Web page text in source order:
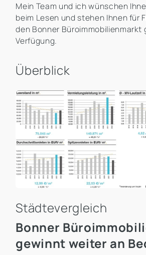
Mein Team und ich wünschen
beim Lesen und stehen Ihnen für
den Bonner Büroimmobilienmarkt
Verfügung.
Überblick
Städtevergleich
Bonner
gewinnt weiter an